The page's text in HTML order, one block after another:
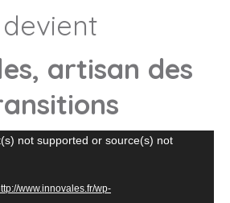
devient
artisan des
not supported or source(s) not
www.innovales.fr/wp-